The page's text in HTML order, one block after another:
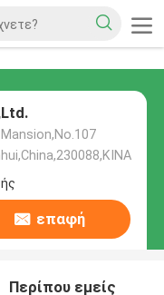
επαφή
Περίπου εμείς